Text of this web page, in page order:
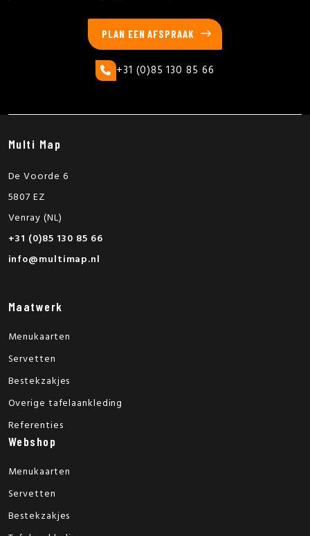
PLAN EEN AFSPRAAK
+31 (0)85 130 85 66
Multi Map
De Voorde 6
5807 EZ
Venray (NL)
+31 (0)85 130 85 66
info@multimap.nl
Maatwerk
Menukaarten
Servetten
Bestekzakjes
Overige tafelaankleding
Referenties
Webshop
Menukaarten
Servetten
Bestekzakjes